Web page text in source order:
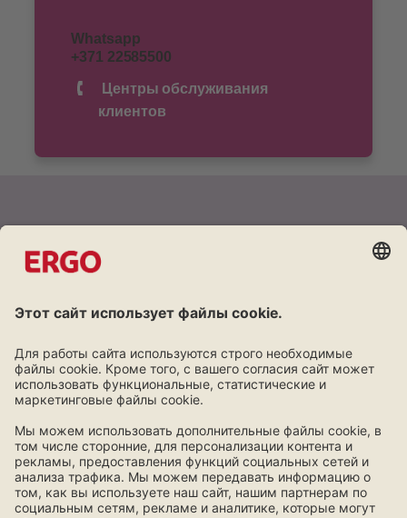
Whatsapp
+371 22585500
Центры обслуживания
клиентов
Дружба окупается
Познакомься с программой лояльности